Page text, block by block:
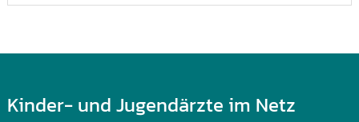
Kinder- und Jugendärzte im Netz